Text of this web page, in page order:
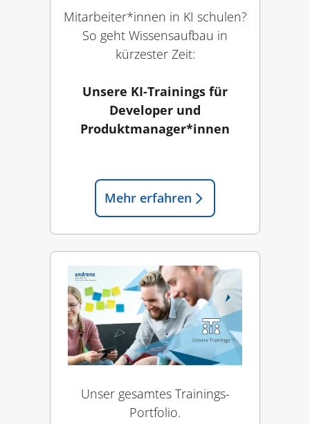
Mitarbeiter*innen in KI schulen?
So geht Wissensaufbau in
kürzester Zeit:
Unsere KI-Trainings für
Developer und
Produktmanager*innen
Mehr erfahren
Unser gesamtes Trainings-
Portfolio.